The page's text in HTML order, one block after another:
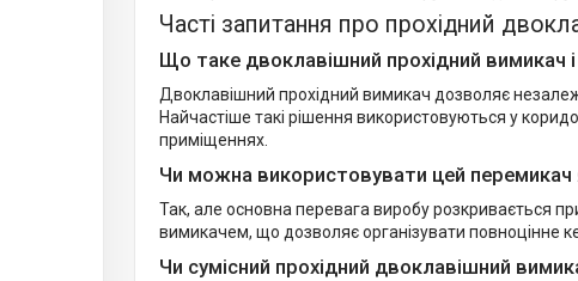
Часті запитання про прохідний
Що таке двоклавішний прохідний вимикач і
Двоклавішний прохідний вимикач дозволяє
Найчастіше такі рішення використовуються у
приміщеннях.
Чи можна використовувати цей
Так, але основна перевага виробу розкривається
вимикачем, що дозволяє організувати повноцінне
Чи сумісний прохідний двоклавішний